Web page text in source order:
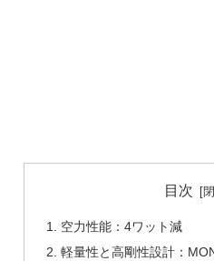
目次
空力性能：4ワット減
軽量性と高剛性設計：